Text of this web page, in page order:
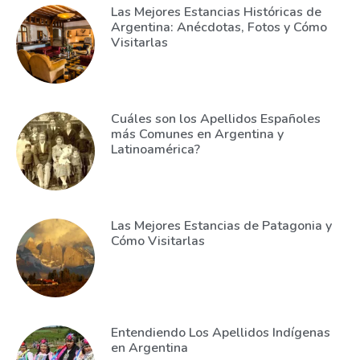
Las Mejores Estancias Históricas de
Argentina: Anécdotas, Fotos y Cómo
Visitarlas
Cuáles son los Apellidos Españoles
más Comunes en Argentina y
Latinoamérica?
Las Mejores Estancias de Patagonia y
Cómo Visitarlas
Entendiendo Los Apellidos Indígenas
en Argentina